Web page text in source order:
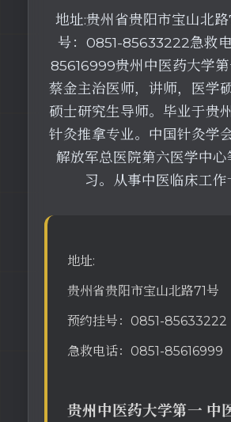
地址:贵州省贵阳市宝山北
号：0851-85633222急救
85616999贵州中医药大学
蔡金主治医师，讲师，医学
硕士研究生导师。毕业于贵
针灸推拿专业。中国针灸学
解放军总医院第六医学中心
习。从事中医临床工作
地址:
贵州省贵阳市宝山北路71号
预约挂号：0851-85633222
急救电话：0851-85616999
贵州中医药大学第一 中